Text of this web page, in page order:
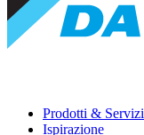
Prodotti & Servizi
Ispirazione